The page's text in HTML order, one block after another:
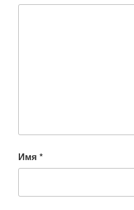
Имя *